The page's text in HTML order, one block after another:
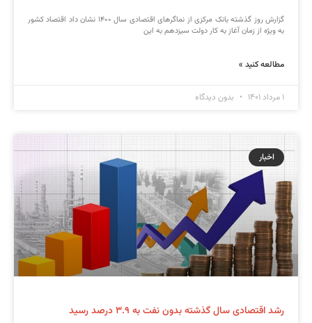
گزارش روز گذشته بانک مرکزی از نماگرهای اقتصادی سال ۱۴۰۰ نشان داد اقتصاد کشور
به ویژه از زمان آغاز به کار دولت سیزدهم به این
مطالعه کنید »
۱ مرداد ۱۴۰۱ بدون دیدگاه
اخبار
رشد اقتصادی سال گذشته بدون نفت به ۳.۹ درصد رسید